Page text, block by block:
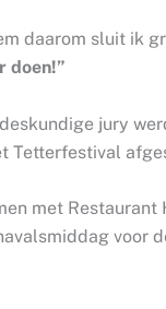
daarom sluit ik
doen!”
jury
Tetterfestival
met
voor